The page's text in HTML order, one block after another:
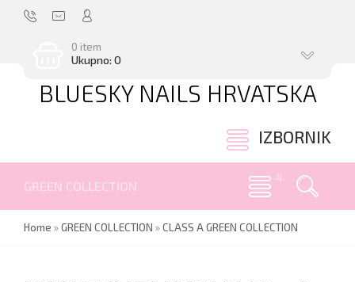
0 item
Ukupno: 0
BLUESKY NAILS HRVATSKA
.
IZBORNIK
GREEN COLLECTION
Home »GREEN COLLECTION »CLASS A GREEN COLLECTION